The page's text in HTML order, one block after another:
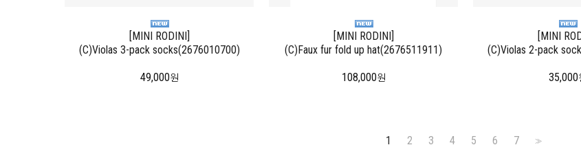
[MINI RODINI]
(C)Violas 3-pack socks(2676010700)
49,000원
[MINI RODINI]
(C)Faux fur fold up hat(2676511911)
108,000원
[MINI
(C)Violas 2-pack
35,000
1 2 3 4 5 6 7 >>